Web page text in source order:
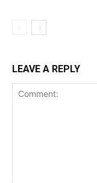
LEAVE A REPLY